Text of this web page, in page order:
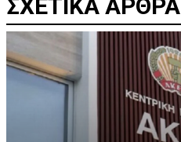
ΣΧΕΤΙΚΑ ΑΡΘΡΑ